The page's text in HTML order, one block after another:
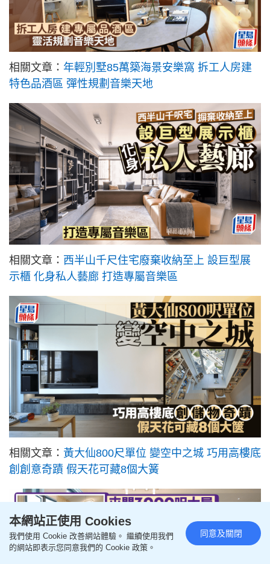
相關文章： 年輕別墅85萬築海景安樂窩 拆工人房建
特色品酒區 彈性規劃音樂天地
相關文章： 西半山千尺住宅廢棄收納至上 設巨型展
示櫃 化身私人藝廊 打造專屬音樂區
相關文章： 黃大仙800尺單位 變空中之城 巧用高樓底
創創意奇蹟 假天花可藏8個大簧
本網站正使用 Cookies
我們使用 Cookie 改善網站體驗。 繼續使用我們
的網站即表示您同意我們的 Cookie 政策。
同意及關閉